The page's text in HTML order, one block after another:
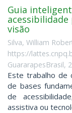
Guia
acessibilidade
visão
Silva, William
https://
GuararapesBrasil,
Este trabalho de
de bases
de
assistiva ou